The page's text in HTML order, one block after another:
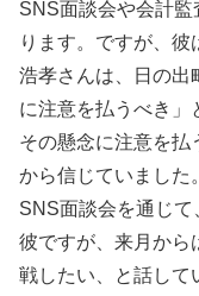
SNS面談会や会計
ります。ですが、
浩孝さんは、日の出
に注意を払うべき」
その懸念に注意を払
から信じていました
SNS面談会を通じ
彼ですが、来月から
戦したい、と話して